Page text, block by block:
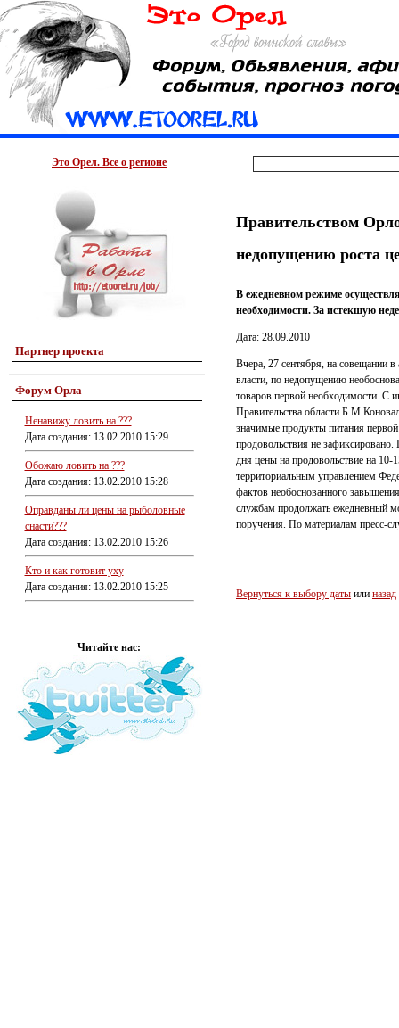
Это Орел. Все о регионе
Партнер проекта
Форум Орла
Ненавижу ловить на ???
Дата создания: 13.02.2010 15:29
Обожаю ловить на ???
Дата создания: 13.02.2010 15:28
Оправданы ли цены на рыболовные
снасти???
Дата создания: 13.02.2010 15:26
Кто и как готовит уху
Дата создания: 13.02.2010 15:25
Читайте нас:
Правительством
недопущению роста
В ежедневном режиме
необходимости. За истекшую
Дата: 28.09.2010
Вчера, 27 сентября, на совещании
власти, по недопущению
товаров первой необходимости. С
Правительства области
значимые продукты питания
продовольствия не
дня цены на продовольствие на
территориальным управлением
фактов необоснованного
службам продолжать ежедневный
поручения. По материалам пресс-
Вернуться к выбору даты или назад